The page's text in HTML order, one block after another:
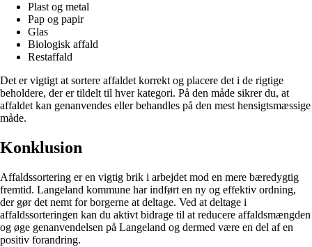
Plast og metal
Pap og papir
Glas
Biologisk affald
Restaffald
Det er vigtigt at sortere affaldet korrekt og placere det i de rigtige
beholdere, der er tildelt til hver kategori. På den måde sikrer du, at
affaldet kan genanvendes eller behandles på den mest hensigtsmæssige
måde.
Konklusion
Affaldssortering er en vigtig brik i arbejdet mod en mere bæredygtig
fremtid. Langeland kommune har indført en ny og effektiv ordning,
der gør det nemt for borgerne at deltage. Ved at deltage i
affaldssorteringen kan du aktivt bidrage til at reducere affaldsmængden
og øge genanvendelsen på Langeland og dermed være en del af en
positiv forandring.